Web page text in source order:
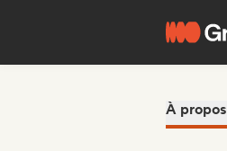
À propos